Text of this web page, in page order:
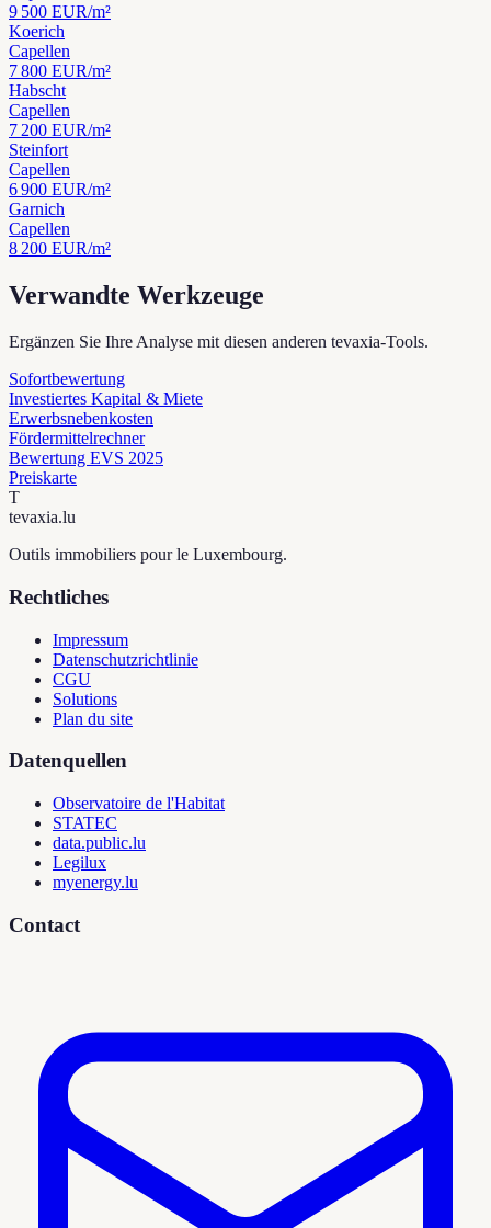
9 500 EUR/m²
Koerich
Capellen
7 800 EUR/m²
Habscht
Capellen
7 200 EUR/m²
Steinfort
Capellen
6 900 EUR/m²
Garnich
Capellen
8 200 EUR/m²
Verwandte Werkzeuge
Ergänzen Sie Ihre Analyse mit diesen anderen tevaxia-Tools.
Sofortbewertung
Investiertes Kapital & Miete
Erwerbsnebenkosten
Fördermittelrechner
Bewertung EVS 2025
Preiskarte
T
tevaxia.lu
Outils immobiliers pour le Luxembourg.
Rechtliches
Impressum
Datenschutzrichtlinie
CGU
Solutions
Plan du site
Datenquellen
Observatoire de l'Habitat
STATEC
data.public.lu
Legilux
myenergy.lu
Contact